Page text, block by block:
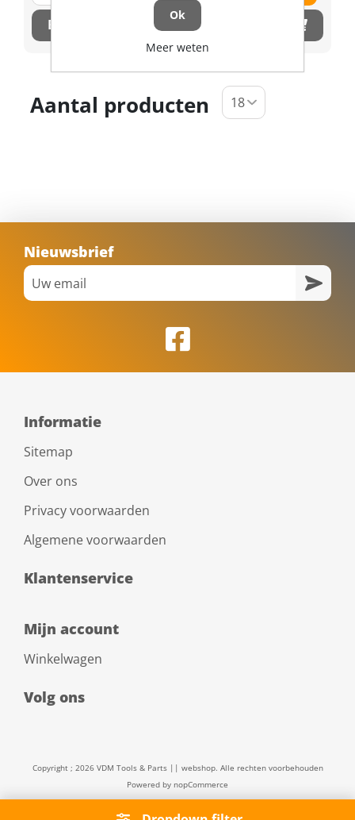
Bestel nu!
Aantal producten
Nieuwsbrief
Informatie
Sitemap
Over ons
Privacy voorwaarden
Algemene voorwaarden
Klantenservice
Mijn account
Winkelwagen
Volg ons
Copyright ; 2026 VDM Tools & Parts || webshop. Alle rechten voorbehouden
Powered by nopCommerce
Ok
Meer weten